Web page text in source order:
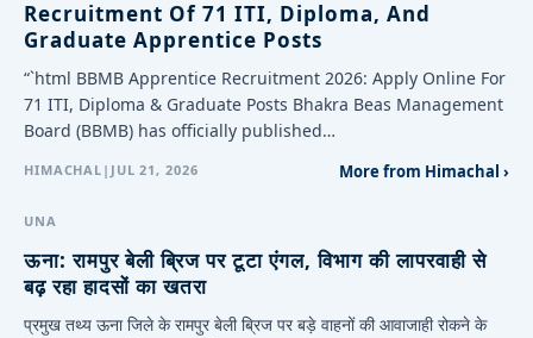
Recruitment Of 71 ITI, Diploma, And
Graduate Apprentice Posts
“`html BBMB Apprentice Recruitment 2026: Apply Online For
71 ITI, Diploma & Graduate Posts Bhakra Beas Management
Board (BBMB) has officially published…
HIMACHAL | JUL 21, 2026 More from Himachal ›
UNA
ऊना: रामपुर बेली ब्रिज पर टूटा एंगल, विभाग की लापरवाही से
बढ़ रहा हादसों का खतरा
प्रमुख तथ्य ऊना जिले के रामपुर बेली ब्रिज पर बड़े वाहनों की आवाजाही रोकने के